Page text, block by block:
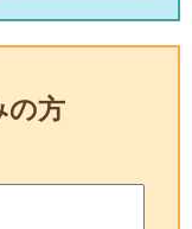
の方